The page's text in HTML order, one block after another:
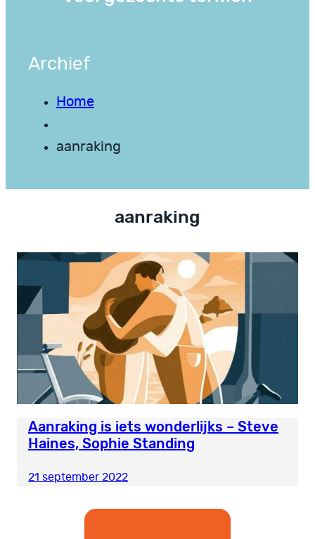
Archief
Home
aanraking
aanraking
Aanraking is iets wonderlijks – Steve
Haines, Sophie Standing
21 september 2022